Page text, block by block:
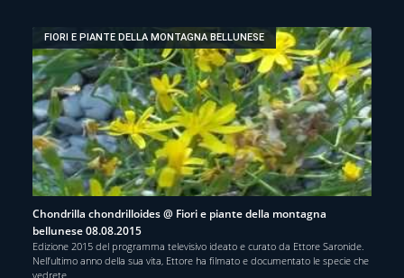
FIORI E PIANTE DELLA MONTAGNA BELLUNESE
Chondrilla chondrilloides @ Fiori e piante della montagna
bellunese 08.08.2015
Edizione 2015 del programma televisivo ideato e curato da Ettore Saronide.
Nell’ultimo anno della sua vita, Ettore ha filmato e documentato le specie che
vedrete